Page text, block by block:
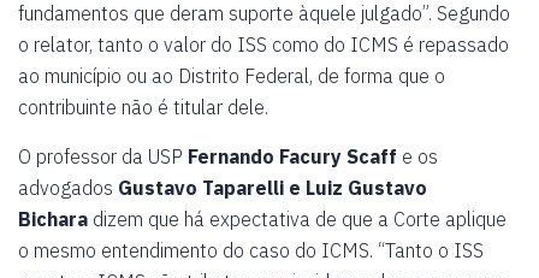
fundamentos que deram suporte àquele julgado”. Segundo
o relator, tanto o valor do ISS como do ICMS é repassado
ao município ou ao Distrito Federal, de forma que o
contribuinte não é titular dele.
O professor da USP Fernando Facury Scaff e os
advogados Gustavo Taparelli e Luiz Gustavo
Bichara dizem que há expectativa de que a Corte aplique
o mesmo entendimento do caso do ICMS. “Tanto o ISS